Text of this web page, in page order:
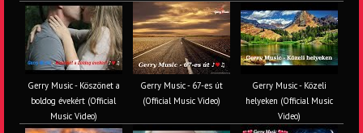
Gerry Music - Köszönet a
boldog évekért (Official
Music Video)
Gerry Music - 67-es út
(Official Music Video)
Gerry Music - Közeli
helyeken (Official Music
Video)